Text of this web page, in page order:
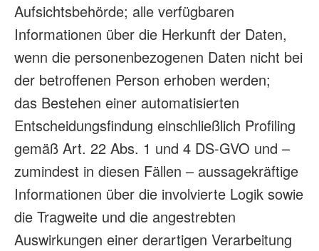
Aufsichtsbehörde; alle verfügbaren
Informationen über die Herkunft der Daten,
wenn die personenbezogenen Daten nicht bei
der betroffenen Person erhoben werden;
das Bestehen einer automatisierten
Entscheidungsfindung einschließlich Profiling
gemäß Art. 22 Abs. 1 und 4 DS-GVO und –
zumindest in diesen Fällen – aussagekräftige
Informationen über die involvierte Logik sowie
die Tragweite und die angestrebten
Auswirkungen einer derartigen Verarbeitung